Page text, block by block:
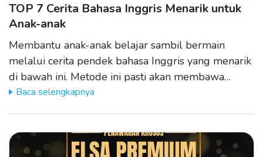
TOP 7 Cerita Bahasa Inggris Menarik untuk
Anak-anak
Membantu anak-anak belajar sambil bermain
melalui cerita pendek bahasa Inggris yang menarik
di bawah ini. Metode ini pasti akan membawa…
Baca selengkapnya